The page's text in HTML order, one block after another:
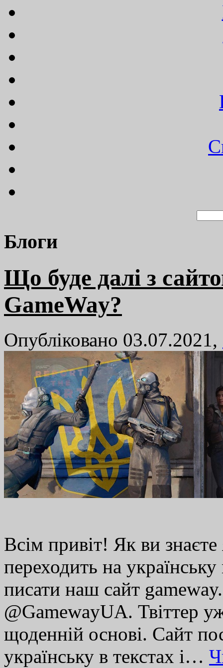
Блоги
Що буде далі з
GameWay?
Опубліковано 03.07.2021,
Всім привіт! Як ви
переходить на
писати наш сайт
@GamewayUA. Твіттер
щоденній основі. Сайт
українську в текстах і…